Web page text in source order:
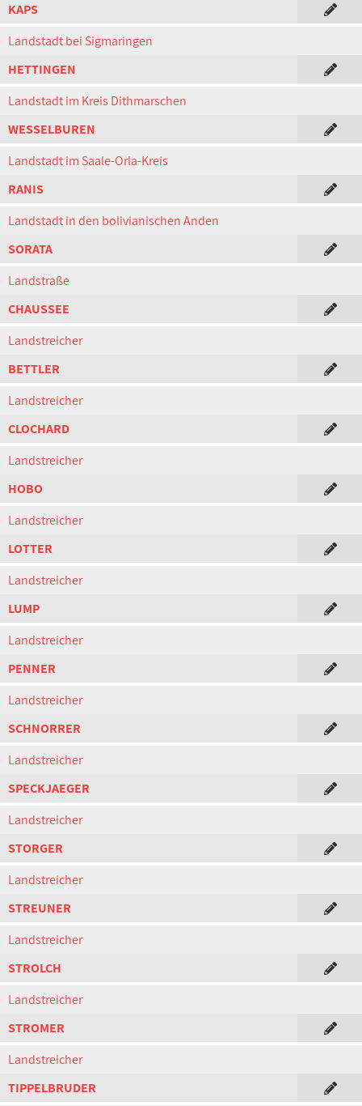
KAPS
Landstadt bei Sigmaringen
HETTINGEN
Landstadt im Kreis Dithmarschen
WESSELBUREN
Landstadt im Saale-Orla-Kreis
RANIS
Landstadt in den bolivianischen Anden
SORATA
Landstraße
CHAUSSEE
Landstreicher
BETTLER
Landstreicher
CLOCHARD
Landstreicher
HOBO
Landstreicher
LOTTER
Landstreicher
LUMP
Landstreicher
PENNER
Landstreicher
SCHNORRER
Landstreicher
SPECKJAEGER
Landstreicher
STORGER
Landstreicher
STREUNER
Landstreicher
STROLCH
Landstreicher
STROMER
Landstreicher
TIPPELBRUDER